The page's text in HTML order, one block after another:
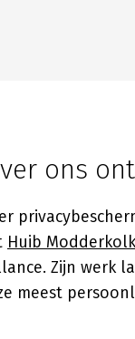
ons
Huib Modderkolk
Zijn werk
meest